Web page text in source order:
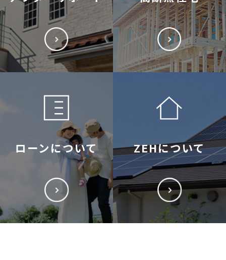
ローンについて ZEHについて